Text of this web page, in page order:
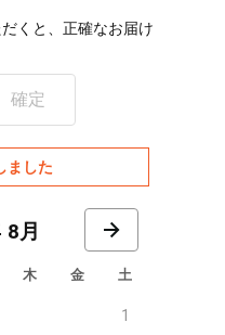
くと、正確なお届け
確定
ました
8月
木 金 土
1